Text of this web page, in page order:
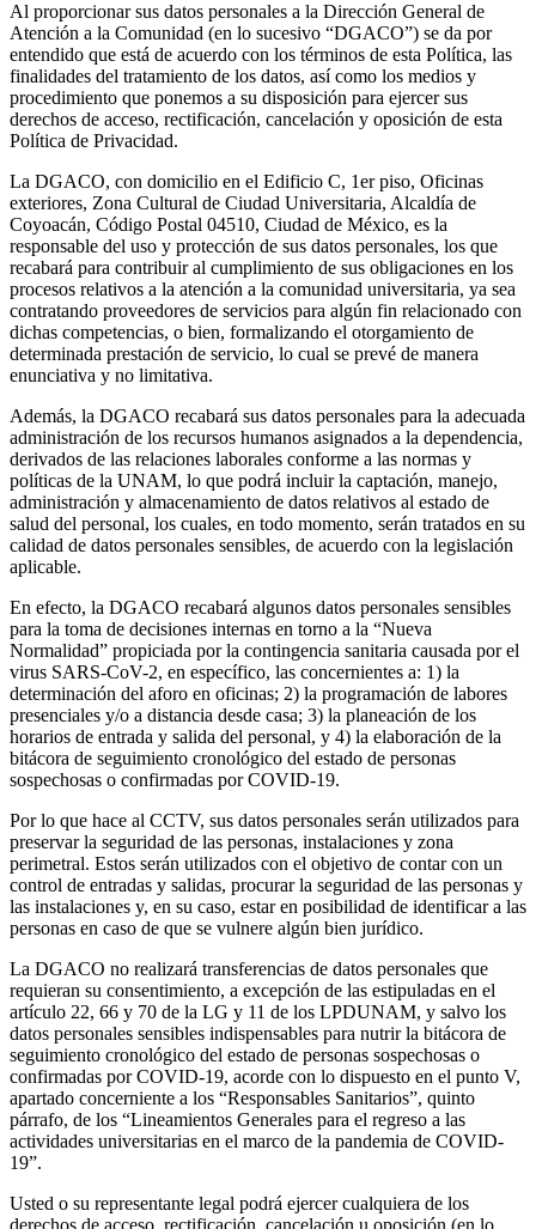
Al proporcionar sus datos personales a la Dirección General de
Atención a la Comunidad (en lo sucesivo “DGACO”) se da por
entendido que está de acuerdo con los términos de esta Política, las
finalidades del tratamiento de los datos, así como los medios y
procedimiento que ponemos a su disposición para ejercer sus
derechos de acceso, rectificación, cancelación y oposición de esta
Política de Privacidad.
La DGACO, con domicilio en el Edificio C, 1er piso, Oficinas
exteriores, Zona Cultural de Ciudad Universitaria, Alcaldía de
Coyoacán, Código Postal 04510, Ciudad de México, es la
responsable del uso y protección de sus datos personales, los que
recabará para contribuir al cumplimiento de sus obligaciones en los
procesos relativos a la atención a la comunidad universitaria, ya sea
contratando proveedores de servicios para algún fin relacionado con
dichas competencias, o bien, formalizando el otorgamiento de
determinada prestación de servicio, lo cual se prevé de manera
enunciativa y no limitativa.
Además, la DGACO recabará sus datos personales para la adecuada
administración de los recursos humanos asignados a la dependencia,
derivados de las relaciones laborales conforme a las normas y
políticas de la UNAM, lo que podrá incluir la captación, manejo,
administración y almacenamiento de datos relativos al estado de
salud del personal, los cuales, en todo momento, serán tratados en su
calidad de datos personales sensibles, de acuerdo con la legislación
aplicable.
En efecto, la DGACO recabará algunos datos personales sensibles
para la toma de decisiones internas en torno a la “Nueva
Normalidad” propiciada por la contingencia sanitaria causada por el
virus SARS-CoV-2, en específico, las concernientes a: 1) la
determinación del aforo en oficinas; 2) la programación de labores
presenciales y/o a distancia desde casa; 3) la planeación de los
horarios de entrada y salida del personal, y 4) la elaboración de la
bitácora de seguimiento cronológico del estado de personas
sospechosas o confirmadas por COVID-19.
Por lo que hace al CCTV, sus datos personales serán utilizados para
preservar la seguridad de las personas, instalaciones y zona
perimetral. Estos serán utilizados con el objetivo de contar con un
control de entradas y salidas, procurar la seguridad de las personas y
las instalaciones y, en su caso, estar en posibilidad de identificar a las
personas en caso de que se vulnere algún bien jurídico.
La DGACO no realizará transferencias de datos personales que
requieran su consentimiento, a excepción de las estipuladas en el
artículo 22, 66 y 70 de la LG y 11 de los LPDUNAM, y salvo los
datos personales sensibles indispensables para nutrir la bitácora de
seguimiento cronológico del estado de personas sospechosas o
confirmadas por COVID-19, acorde con lo dispuesto en el punto V,
apartado concerniente a los “Responsables Sanitarios”, quinto
párrafo, de los “Lineamientos Generales para el regreso a las
actividades universitarias en el marco de la pandemia de COVID-
19”.
Usted o su representante legal podrá ejercer cualquiera de los